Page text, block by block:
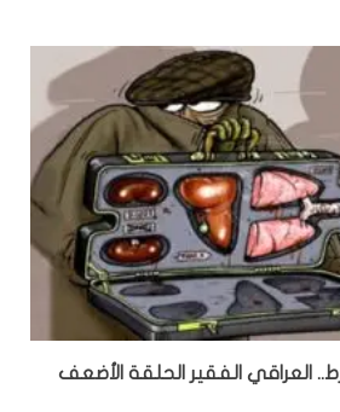
العراقي الفقير الحلقة الأضعف